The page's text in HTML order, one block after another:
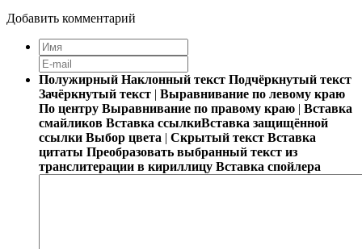
Добавить комментарий
Полужирный Наклонный текст Подчёркнутый текст
Зачёркнутый текст | Выравнивание по левому краю
По центру Выравнивание по правому краю | Вставка
смайликов Вставка ссылкиВставка защищённой
ссылки Выбор цвета | Скрытый текст Вставка
цитаты Преобразовать выбранный текст из
транслитерации в кириллицу Вставка спойлера